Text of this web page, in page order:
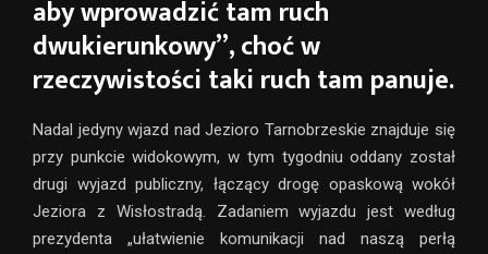
aby wprowadzić tam ruch
dwukierunkowy”, choć w
rzeczywistości taki ruch tam panuje.
Nadal jedyny wjazd nad Jezioro Tarnobrzeskie znajduje się
przy punkcie widokowym, w tym tygodniu oddany został
drugi wyjazd publiczny, łączący drogę opaskową wokół
Jeziora z Wisłostradą. Zadaniem wyjazdu jest według
prezydenta „ułatwienie komunikacji nad naszą perłą